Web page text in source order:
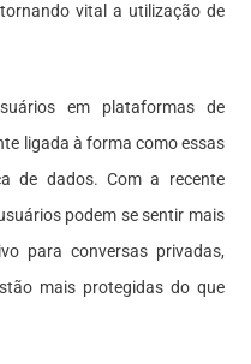
vital a utilização de
em plataformas de
ligada à forma como essas
de dados. Com a recente
podem se sentir mais
para conversas privadas,
mais protegidas do que